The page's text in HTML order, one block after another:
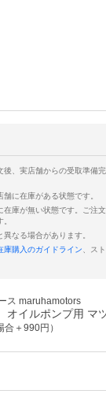
後、実店舗からの受取準備
に在庫がある状態です。
在庫が無い状態です。ご注
なる場合があります。
庫購入のガイドライン 、ス
ス maruhamotors
ボルト
合＋ 990円）